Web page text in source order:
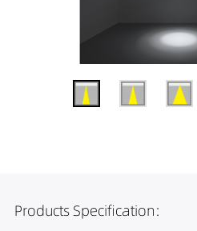
Products Specification: